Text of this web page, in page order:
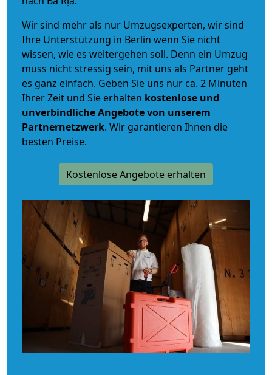
Wir sind mehr als nur Umzugsexperten, wir sind
Ihre Unterstützung in Berlin wenn Sie nicht
wissen, wie es weitergehen soll. Denn ein Umzug
muss nicht stressig sein, mit uns als Partner geht
es ganz einfach. Geben Sie uns nur ca. 2 Minuten
Ihrer Zeit und Sie erhalten kostenlose und
unverbindlicheAngebote von unserem
Partnernetzwerk. Wir garantieren Ihnen die
besten Preise.
Kostenlose Angebote erhalten